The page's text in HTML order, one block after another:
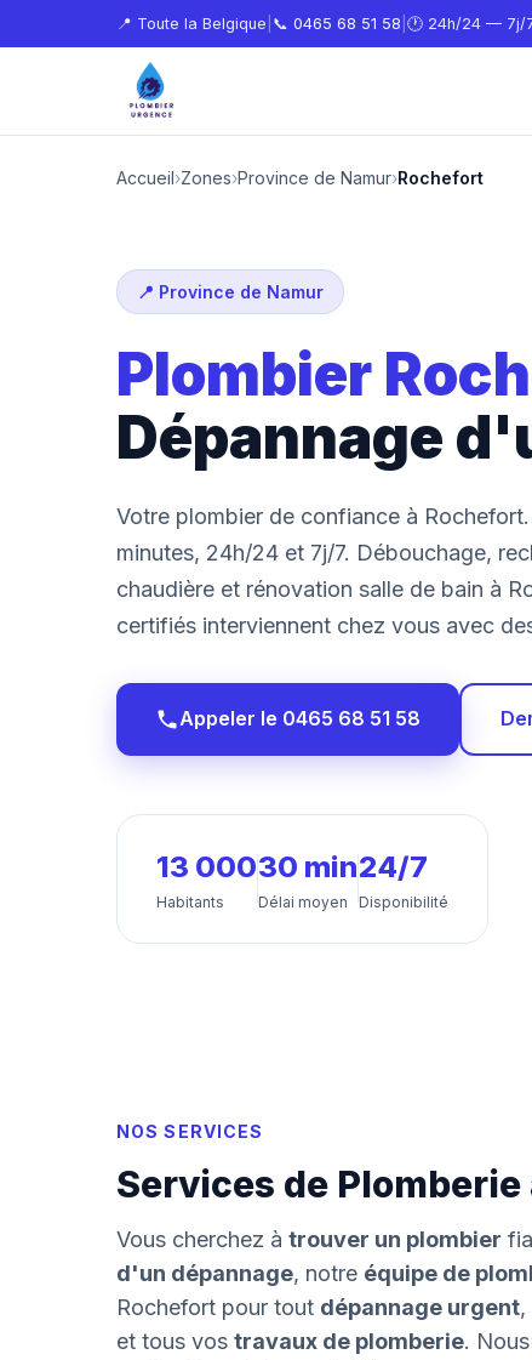
📍 Toute la Belgique 📞 0465 68 51 58 🕐 24h/24 — 7j/
Accueil›Zones›Province de Namur›Rochefort
📍 Province de Namur
Plombier
Dépannage
Votre plombier de confiance à
minutes, 24h/24 et 7j/7. Débouchage,
chaudière et rénovation salle de bain à
certifiés interviennent chez vous avec
Appeler le 0465 68 51 58
13 000
Habitants
30 min
Délai moyen
24/7
Disponibilité
NOS SERVICES
Services de
Vous cherchez à trouver un plombier
d'un dépannage, notre équipe de
Rochefort pour tout dépannage urgent,
et tous vos travaux de plomberie. Nous